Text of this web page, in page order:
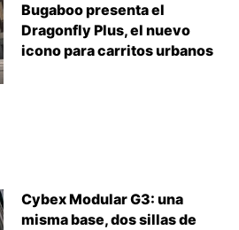
Bugaboo presenta el
Dragonfly Plus, el nuevo
icono para carritos urbanos
Cybex Modular G3: una
misma base, dos sillas de